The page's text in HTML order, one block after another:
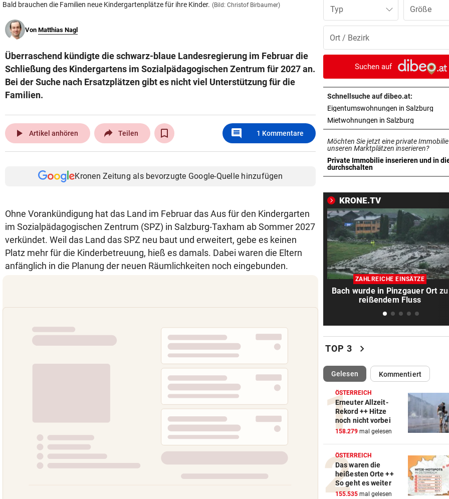
Bald brauchen die Familien neue Kindergartenplätze für ihre Kinder. (Bild: Christof Birbaumer)
Von Matthias Nagl
Überraschend kündigte die schwarz-blaue Landesregierung im Februar die
Schließung des Kindergartens im Sozialpädagogischen Zentrum für 2027 an.
Bei der Suche nach Ersatzplätzen gibt es nicht viel Unterstützung für die
Familien.
play_arrow Artikel anhören Teilen comment 1 Kommentare
Kronen Zeitung als bevorzugte Google-Quelle hinzufügen
Ohne Vorankündigung hat das Land im Februar das Aus für den Kindergarten
im Sozialpädagogischen Zentrum (SPZ) in Salzburg-Taxham ab Sommer 2027
verkündet. Weil das Land das SPZ neu baut und erweitert, gebe es keinen
Platz mehr für die Kinderbetreuung, hieß es damals. Dabei waren die Eltern
anfänglich in die Planung der neuen Räumlichkeiten noch eingebunden.
und große Sorgen
vor
Leistungsprinzip
TROTZ KRANKHEIT vor
Starkoch Lafer kann’s nicht
lassen
WOHL SCHWER VERLETZT
„Sah sehr schlimm aus“ –
um Salzburg-Kicker
BULLEN-NOTEN IM DETAIL
glänzten bei Salzburg
EUROPA-LEAGUE-QUALI vor 11
Joker Tabakovic führt
Last-Minute-Sieg
ORKAN, KEIN STROM & CO vor
Skurrilitäten in der Red Bull
häufen sich
TV-Star geht mit Kanzler
hart ins Gericht
ZAHLREICHE EINSÄTZE vor
Bach wurde in Pinzgauer Ort
reißendem Fluss
Kissin kennt bei den
keine Routine
LEIPZIGS SEIWALD vor
Typ
Suchen auf
Schnellsuche auf dibeo.at:
Eigentumswohnungen in Salzburg
Mietwohnungen in Salzburg
Möchten Sie jetzt eine private
unseren Marktplätzen inserieren?
Private Immobilie inserieren und in
durchschalten
in neuem Tab öffnen
KRONE.TV
ZAHLREICHE EINSÄTZE
Bach wurde in Pinzgauer Ort zu
reißendem Fluss
TOP 3 chevron_right
Gelesen(ausgewählt)Kommentiert
ÖSTERREICH
Erneuter Allzeit-
Rekord ++ Hitze
noch nicht vorbei
158.279 mal gelesen
ÖSTERREICH
Das waren die
heißesten Orte ++
So geht es weiter
155.535 mal gelesen